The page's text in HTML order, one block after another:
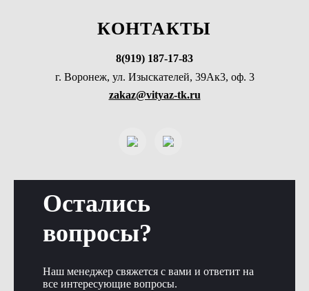
Остались
вопросы?
Наш менеджер свяжется с вами и ответит на
все интересующие вопросы.
КОНТАКТЫ
8(919) 187-17-83
г. Воронеж, ул. Изыскателей, 39Ак3, оф. 3
zakaz@vityaz-tk.ru